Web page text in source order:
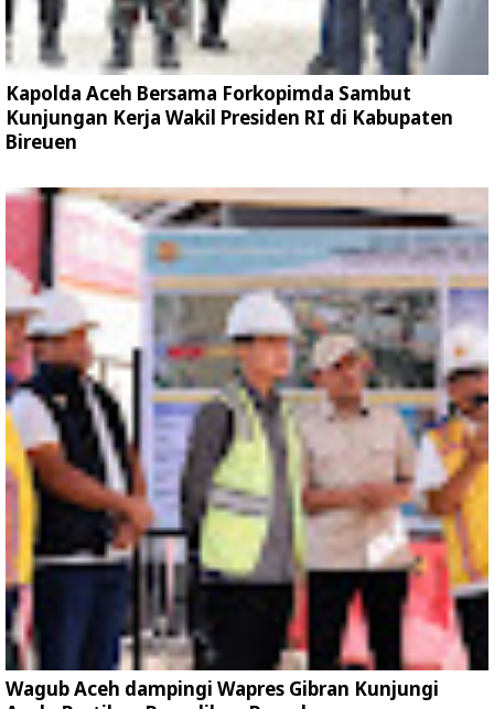
Kapolda Aceh Bersama Forkopimda Sambut
Kunjungan Kerja Wakil Presiden RI di Kabupaten
Bireuen
Wagub Aceh dampingi Wapres Gibran Kunjungi